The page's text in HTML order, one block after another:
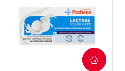
COMPRAR